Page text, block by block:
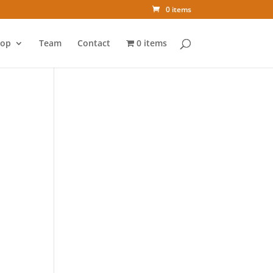
0 items
Team Contact 0 items